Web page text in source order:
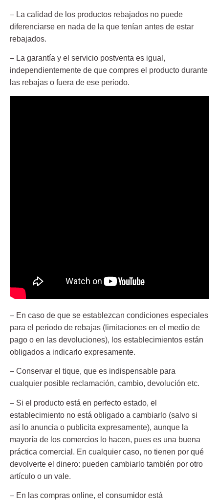
– La calidad de los productos rebajados no puede
diferenciarse en nada de la que tenían antes de estar
rebajados.
– La garantía y el servicio postventa es igual,
independientemente de que compres el producto durante
las rebajas o fuera de ese periodo.
– En caso de que se establezcan condiciones especiales
para el periodo de rebajas (limitaciones en el medio de
pago o en las devoluciones), los establecimientos están
obligados a indicarlo expresamente.
– Conservar el tique, que es indispensable para
cualquier posible reclamación, cambio, devolución etc.
– Si el producto está en perfecto estado, el
establecimiento no está obligado a cambiarlo (salvo si
así lo anuncia o publicita expresamente), aunque la
mayoría de los comercios lo hacen, pues es una buena
práctica comercial. En cualquier caso, no tienen por qué
devolverte el dinero: pueden cambiarlo también por otro
artículo o un vale.
– En las compras online, el consumidor está